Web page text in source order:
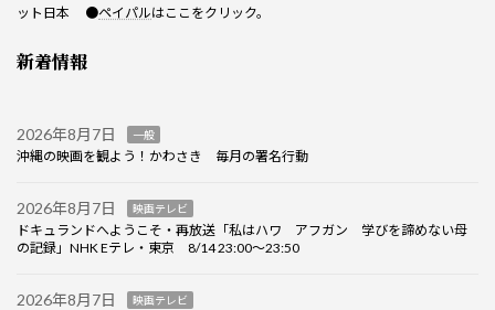
ット日本 ●ペイパルはここをクリック。
新着情報
2026年8月7日 一般
沖縄の映画を観よう！かわさき 毎月の署名行動
2026年8月7日 映画テレビ
ドキュランドへようこそ・再放送「私はハワ アフガン 学びを諦めない母
の記録」NHK Eテレ・東京 8/14 23:00～23:50
2026年8月7日 映画テレビ